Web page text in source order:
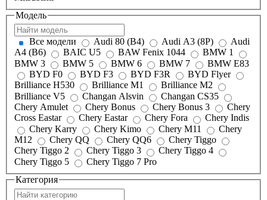
Модель
Все модели Audi 80 (B4) Audi A3 (8P)
Audi
A4 (B6)
BAIC U5 BAW Fenix 1044
BMW 1
BMW 3
BMW 5 BMW 6 BMW 7
BMW E83
BYD F0
BYD F3 BYD F3R
BYD Flyer
Brilliance H530
Brilliance M1
Brilliance M2
Brilliance V5
Changan Alsvin
Changan CS35
Chery Amulet
Chery Bonus Chery Bonus 3
Chery
Cross Eastar
Chery Eastar Chery Fora
Chery Indis
Chery Karry
Chery Kimo Chery M11
Chery
M12
Chery QQ Chery QQ6
Chery Tiggo
Chery Tiggo 2
Chery Tiggo 3
Chery Tiggo 4
Chery Tiggo 5
Chery Tiggo 7 Pro
Категория